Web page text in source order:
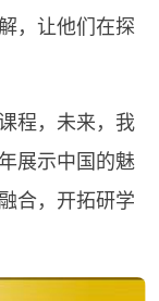
，让他们在探
程，未来，我
展示中国的魅
合，开拓研学